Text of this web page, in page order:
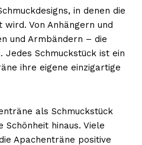
unseren
Newsletter
in denen die
Von Anhängern und
und Armbändern – die
Jedes Schmuckstück ist ein
ihre eigene einzigartige
als Schmuckstück
hinaus. Viele
Apachenträne positive